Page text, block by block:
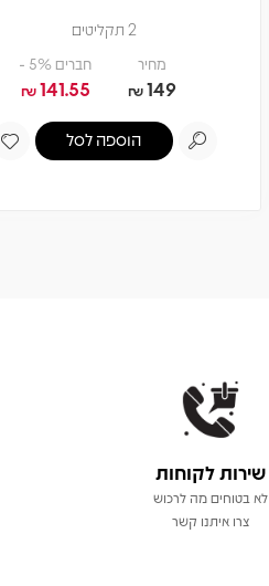
2 תקליטים
מחיר
149
₪
חברים 5% -
141.55
₪
הוספה לסל
שירות לקוחות
לא בטוחים מה לרכוש
צרו איתנו קשר